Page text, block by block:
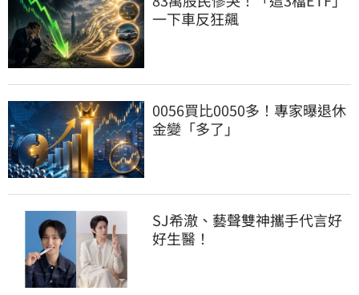
一下車反狂飆
0056買比0050多！專家曝退休
金變「多了」
SJ希澈、藝聲雙神攜手代言好
好生醫！